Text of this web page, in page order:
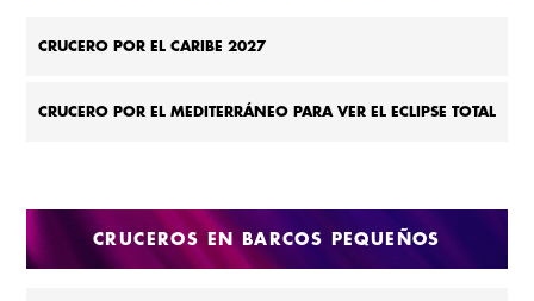
CRUCERO POR EL CARIBE 2027
CRUCERO POR EL MEDITERRÁNEO PARA VER EL ECLIPSE TOTAL
CRUCEROS EN BARCOS PEQUEÑOS